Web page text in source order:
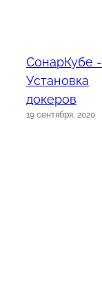
СонарКубе -
Установка
докеров
19 сентября, 2020